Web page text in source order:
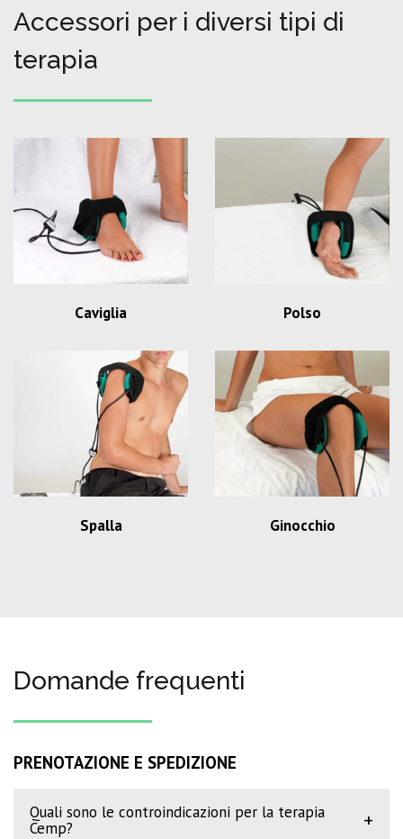
Accessori per i diversi tipi di
terapia
Caviglia Polso
Spalla Ginocchio
Domande frequenti
PRENOTAZIONE E SPEDIZIONE
Quali sono le controindicazioni per la terapia
Cemp?
+